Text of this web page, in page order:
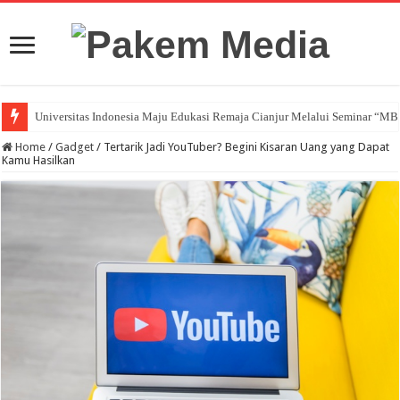
Universitas Indonesia Maju Edukasi Remaja Cianjur Melalui Seminar
Home / Gadget / Tertarik Jadi YouTuber? Begini Kisaran Uang yang Dapat
Kamu Hasilkan